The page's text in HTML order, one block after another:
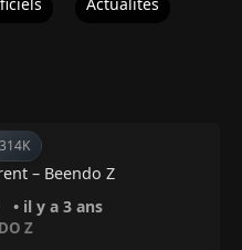
314K
– Beendo Z
• il y a 3 ans
Z